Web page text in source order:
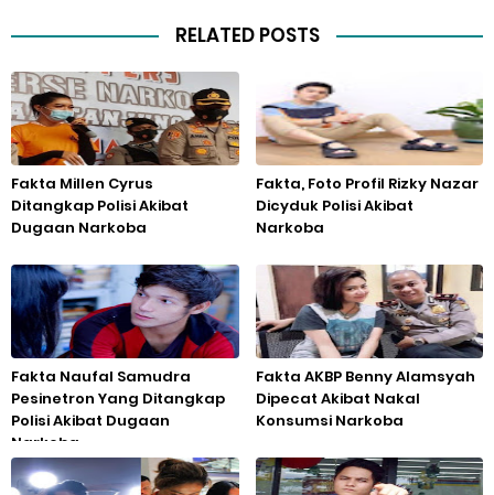
RELATED POSTS
Fakta Millen Cyrus
Ditangkap Polisi Akibat
Dugaan Narkoba
Fakta, Foto Profil Rizky Nazar
Dicyduk Polisi Akibat
Narkoba
Fakta Naufal Samudra
Pesinetron Yang Ditangkap
Polisi Akibat Dugaan
Narkoba
Fakta AKBP Benny Alamsyah
Dipecat Akibat Nakal
Konsumsi Narkoba